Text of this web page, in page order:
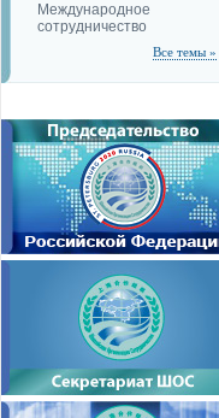
Международное
сотрудничество
Все темы »